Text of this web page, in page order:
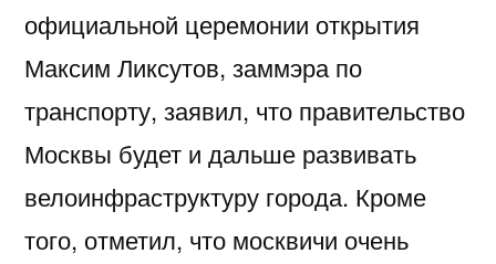
официальной церемонии открытия
Максим Ликсутов, заммэра по
транспорту, заявил, что правительство
Москвы будет и дальше развивать
велоинфраструктуру города. Кроме
того, отметил, что москвичи очень